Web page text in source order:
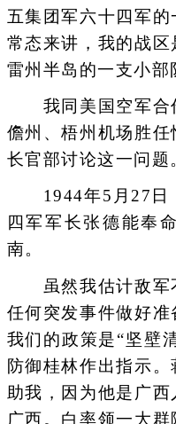
五集团军六十四军
常态来讲，我的战
雷州半岛的一支小部
我同美国空军合
儋州、梧州机场胜
长官部讨论这一问题
1944年5月27日
四军军长张德能奉
南。
虽然我估计敌军
任何突发事件做好准
我们的政策是“坚壁
防御桂林作出指示
助我，因为他是广
广西。白率领一大